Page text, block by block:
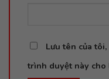
Lưu tên của
trình duyệt này